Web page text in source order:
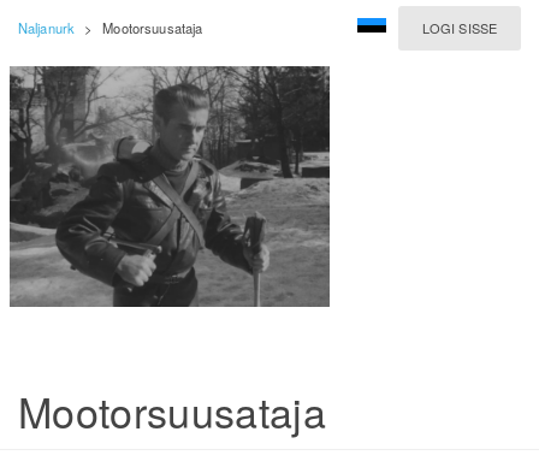
LOGI SISSE
Naljanurk > Mootorsuusataja
Mootorsuusataja